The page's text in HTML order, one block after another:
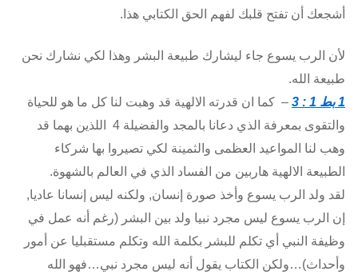
أشجعك أن تفتح قلبك لفهم الحق الكتابي هذا.
لأن الرب يسوع جاء ليشارك طبيعة البشر وهذا لكي نشارك نحن
طبيعة الله.
1 بط 1 : 3
– كما ان قدرته الالهية قد وهبت لنا كل ما هو للحياة
والتقوى بمعرفة الذي دعانا بالمجد والفضيلة 4 اللذين بهما قد
وهب لنا المواعيد العظمى والثمينة لكي تصيروا بها شركاء
الطبيعة الالهية هاربين من الفساد الذي في العالم بالشهوة.
لقد ولد الرب يسوع وأخذ صورة إنسان, ولكنه ليس إنسانا عاديا,
إن الرب يسوع ليس مجرد نبيا ولد بين البشر (رغم أنه عمل في
وظيفة النبي أي تكلم للبشر بكلمة الله وتكلم مستقبليا عن أمور
وأحداث)…ولكن الكتاب يقول أنه ليس مجرد نبي…فهو الله